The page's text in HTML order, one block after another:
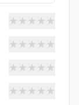
★★★★★
★★★★★
★★★★★
★★★★★